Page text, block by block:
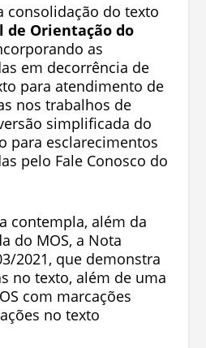
consolidação do texto
de Orientação do
as
em decorrência de
para atendimento de
nos trabalhos de
simplificada do
para esclarecimentos
pelo Fale Conosco do
contempla, além da
do MOS, a Nota
2021, que demonstra
no texto, além de uma
com marcações
no texto